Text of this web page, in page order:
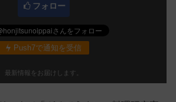
フォロー
Push7で通知を受信
最新情報をお届けします。